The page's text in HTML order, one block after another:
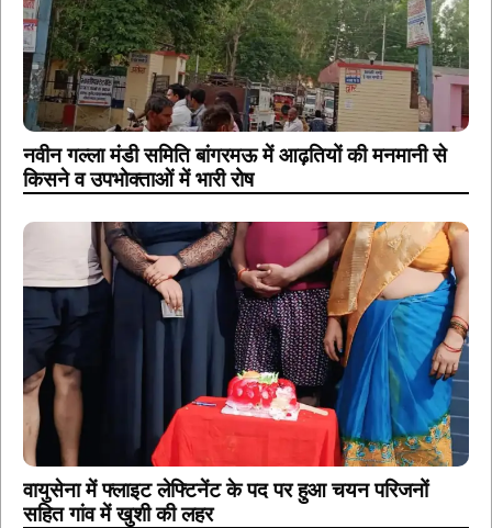
नवीन गल्ला मंडी समिति बांगरमऊ में आढ़तियों की मनमानी से
किसने व उपभोक्ताओं में भारी रोष
वायुसेना में फ्लाइट लेफ्टिनेंट के पद पर हुआ चयन परिजनों
सहित गांव में खुशी की लहर